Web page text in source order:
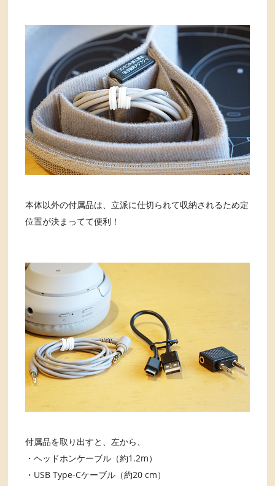
本体以外の付属品は、立派に仕切られて収納されるため定
位置が決まってて便利！
付属品を取り出すと、左から、
・ヘッドホンケーブル（約1.2m）
・USB Type-Cケーブル（約20 cm）